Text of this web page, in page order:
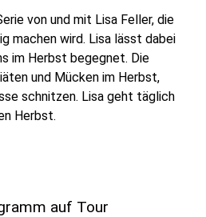
von und mit Lisa Feller, die
machen wird. Lisa lässt dabei
im Herbst begegnet. Die
und Mücken im Herbst,
schnitzen. Lisa geht täglich
Herbst.
auf Tour